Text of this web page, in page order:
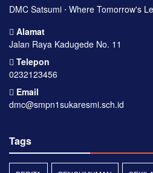
DMC Satsumi ⋅ Where Tomorrow's
Alamat
Jalan Raya Kadugede No. 11
Telepon
0232123456
Email
dmc@smpn1sukaresmi.sch.id
Tags